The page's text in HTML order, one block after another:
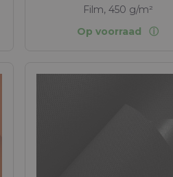
Film, 450 g/m²
Op voorraad